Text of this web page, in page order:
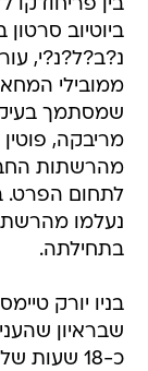
בין
נ?ב?ל?נ?י,
ממובילי
שמסתמך
מריבקה,
מהרשתות
לתחום הפרט.
נעלמו
בתחילתה.
בניו יורק
שבראיון
כ-18